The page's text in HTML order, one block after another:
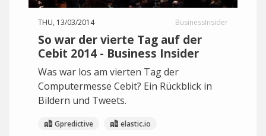
THU, 13/03/2014 BusinessInsider
So war der vierte Tag auf der
Cebit 2014 - Business Insider
Was war los am vierten Tag der
Computermesse Cebit? Ein Rückblick in
Bildern und Tweets.
Gpredictive elastic.io